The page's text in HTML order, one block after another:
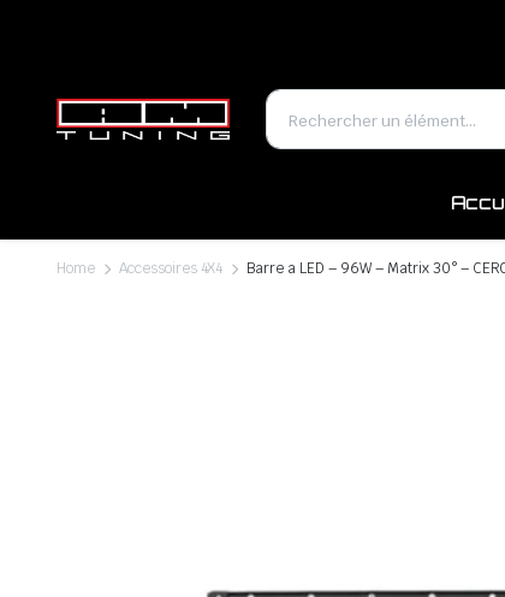
Home Accessoires 4X4 Barre a LED – 96W – Matrix 30° –